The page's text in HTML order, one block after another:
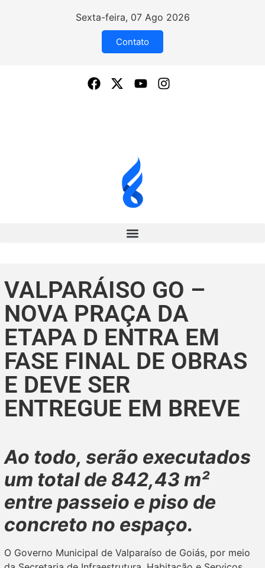
Sexta-feira, 07 Ago 2026
Contato
VALPARÁISO GO –
NOVA PRAÇA DA
ETAPA D ENTRA EM
FASE FINAL DE OBRAS
E DEVE SER
ENTREGUE EM BREVE
Ao todo, serão executados
um total de 842,43 m²
entre passeio e piso de
concreto no espaço.
O Governo Municipal de Valparaíso de Goiás, por meio